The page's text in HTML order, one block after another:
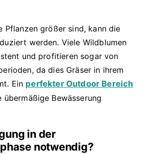
Pflanzen größer sind, kann die
werden. Viele Wildblumen
und profitieren sogar von
da dies Gräser in ihrem
Ein perfekter Outdoor Bereich
übermäßige Bewässerung
in der
notwendig?